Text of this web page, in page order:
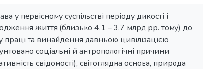
первісному суспільстві періоду дикості і
життя (близько 4,1 – 3,7 млрд рр. тому) до
праці та винайдення давньою цивілізацією
соціальні й антропологічні причини
свідомості), світоглядна основа, природа